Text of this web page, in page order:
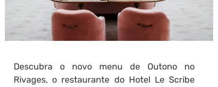
Descubra o novo menu de Outono no
Rivages, o restaurante do Hotel Le Scribe